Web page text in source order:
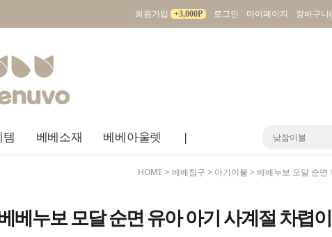
회원가입 +3,000P 로그인 마이페이지 장바구니(
템 베베소재 베베아울렛 |
HOME > 베베침구 > 아기이불 > 베베누보 모달 순면
베누보 모달 순면 유아 아기 사계절 차렵